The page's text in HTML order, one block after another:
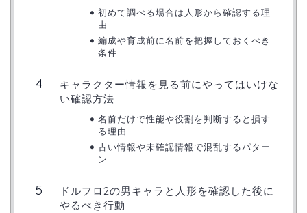
初めて調べる場合は人形から確認する理
由
編成や育成前に名前を把握しておくべき
条件
キャラクター情報を見る前にやってはいけな
い確認方法
名前だけで性能や役割を判断すると損す
る理由
古い情報や未確認情報で混乱するパター
ン
ドルフロ2の男キャラと人形を確認した後に
やるべき行動